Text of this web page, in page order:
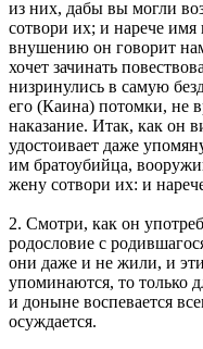
из них, дабы вы могли
сотвори их; и нарече
внушению он говорит
хочет зачинать
низринулись в самую
его (Каина) потомки, не
наказание. Итак, как он
удостоивает даже
им братоубийца,
жену сотвори их: и
2. Смотри, как он
родословие с
они даже и не жили, и
упоминаются, то только
и доныне воспевается
осуждается.